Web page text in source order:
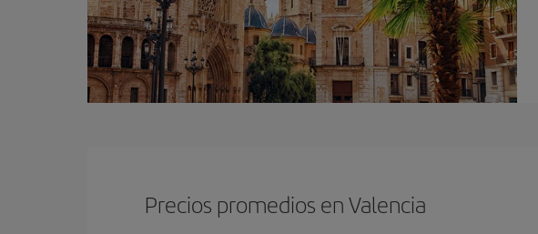
Precios promedios en Valencia